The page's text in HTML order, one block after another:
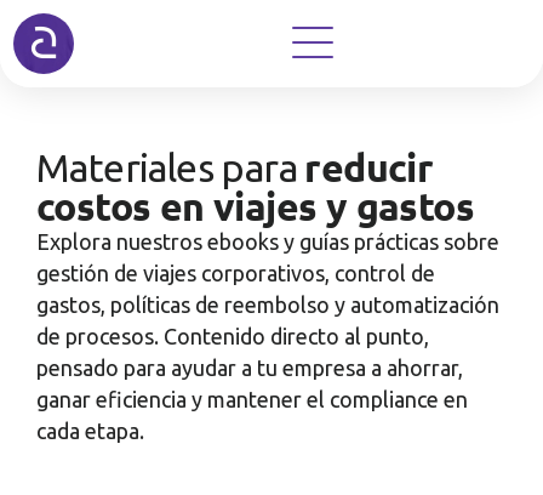
Materiales para reducir
costos en viajes y gastos
Explora nuestros ebooks y guías prácticas sobre
gestión de viajes corporativos, control de
gastos, políticas de reembolso y automatización
de procesos. Contenido directo al punto,
pensado para ayudar a tu empresa a ahorrar,
ganar eficiencia y mantener el compliance en
cada etapa.